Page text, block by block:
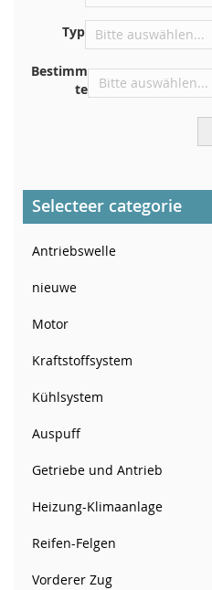
Armaturenbrett
Typ
Bestimm
te
Selecteer categorie
Antriebswelle
nieuwe
Motor
Kraftstoffsystem
Kühlsystem
Auspuff
Getriebe und Antrieb
Heizung-Klimaanlage
Reifen-Felgen
Vorderer Zug